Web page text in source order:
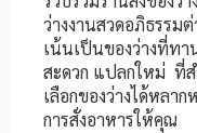
ว่างงานสวดอภิธรรม
เน้นเป็นของว่างที่ทา
สะดวก แปลกใหม่ ที่ส
เลือกของว่างได้หลา
การสั่งอาหารให้คุณ